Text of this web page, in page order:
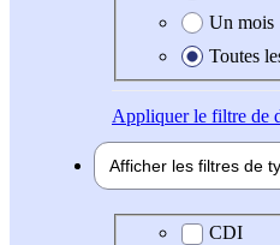
Un mois
Toutes
Appliquerle filtre de
Afficher les filtres de
Type de contrat
CDI